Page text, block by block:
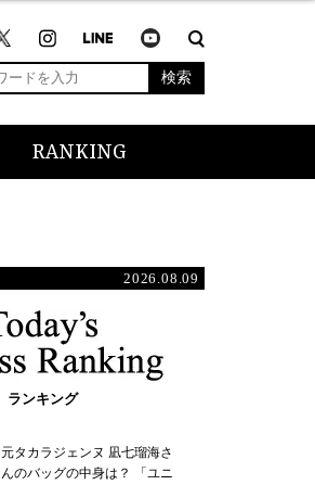
検索
RANKING
2026.08.09
ランキング
元タカラジェンヌ 凪七瑠海さ
んのバッグの中身は？ 「ユニ